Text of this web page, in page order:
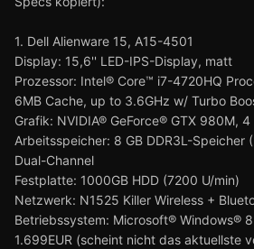
1. Dell Alienware 15, A15-4501
Display: 15,6'' LED-IPS-Display, matt
Prozessor: Intel® Core™ i7-4720HQ
6MB Cache, up to 3.6GHz w/ Turbo
Grafik: NVIDIA® GeForce® GTX 980M, 4
Arbeitsspeicher: 8 GB DDR3L-Speicher
Dual-Channel
Festplatte: 1000GB HDD (7200 U/min)
Netzwerk: N1525 Killer Wireless +
Betriebssystem: Microsoft® Windows®
1.699EUR (scheint nicht das aktuellste